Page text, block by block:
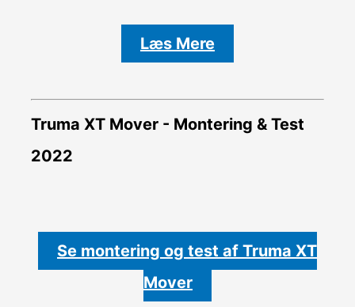
Læs Mere
Truma XT Mover - Montering & Test
2022
Se montering og test af Truma XT
Mover